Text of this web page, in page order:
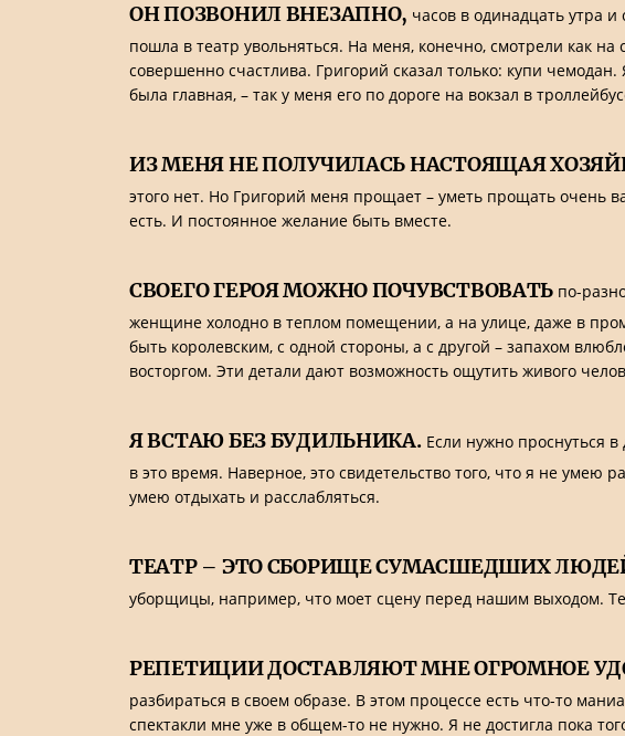
ОН ПОЗВОНИЛ ВНЕЗАПНО, часов в одинадцать утра
пошла в театр увольняться. На меня, конечно, смотрели как
совершенно счастлива. Григорий сказал только: купи
была главная, – так у меня его по дороге на вокзал в
ИЗ МЕНЯ НЕ ПОЛУЧИЛАСЬ НАСТОЯЩАЯ
этого нет. Но Григорий меня прощает – уметь прощать очень
есть. И постоянное желание быть вместе.
СВОЕГО ГЕРОЯ МОЖНО ПОЧУВСТВОВАТЬ по-
женщине холодно в теплом помещении, а на улице, даже в
быть королевским, с одной стороны, а с другой – запахом
восторгом. Эти детали дают возможность ощутить живого
Я ВСТАЮ БЕЗ БУДИЛЬНИКА.Если нужно проснуться в
в это время. Наверное, это свидетельство того, что я не умею
умею отдыхать и расслабляться.
ТЕАТР – ЭТО СБОРИЩЕ СУМАСШЕДШИХ
уборщицы, например, что моет сцену перед нашим выходом.
РЕПЕТИЦИИ ДОСТАВЛЯЮТ МНЕ ОГРОМНОЕ
разбираться в своем образе. В этом процессе есть что-то
спектакли мне уже в общем-то не нужно. Я не достигла пока